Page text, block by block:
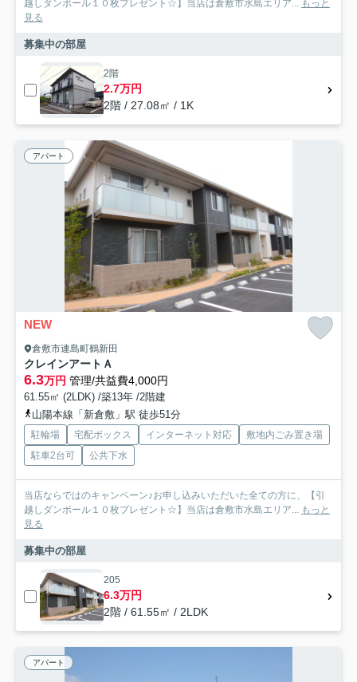
越しダンボール１０枚プレゼント☆】当店は倉敷市水島エリア... もっと
見る
募集中の部屋
2階
2.7万円
2階 / 27.08㎡ / 1K
アパート
NEW
倉敷市連島町鶴新田
クレインアートＡ
6.3万円 管理/共益費4,000円
61.55㎡ (2LDK) /築13年 /2階建
山陽本線「新倉敷」駅 徒歩51分
駐輪場 宅配ボックス インターネット対応
敷地内ごみ置き場
駐車2台可
公共下水
当店ならではのキャンペーン♪お申し込みいただいた全ての方に、【引
越しダンボール１０枚プレゼント☆】当店は倉敷市水島エリア... もっと
見る
募集中の部屋
205
6.3万円
2階 / 61.55㎡ / 2LDK
アパート